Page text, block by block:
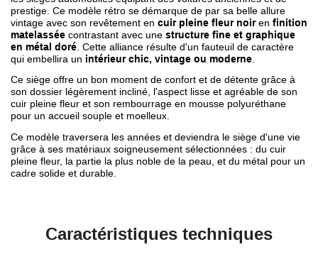
prestige. Ce modèle rétro se démarque de par sa belle allure
vintage avec son revêtement en cuir pleine fleur noiren finition
matelassée contrastant avec une structure fine et graphique
en métal doré . Cette alliance résulte d'un fauteuil de caractère
qui embellira un intérieur chic, vintage ou moderne
Ce siège offre un bon moment de confort et de détente grâce à
son dossier légèrement incliné, l'aspect lisse et agréable de son
cuir pleine fleur et son rembourrage en mousse polyuréthane
pour un accueil souple et moelleux.
Ce modèle traversera les années et deviendra le siège d'une vie
grâce à ses matériaux soigneusement sélectionnées : du cuir
pleine fleur, la partie la plus noble de la peau, et du métal pour un
cadre solide et durable.
Caractéristiques techniques